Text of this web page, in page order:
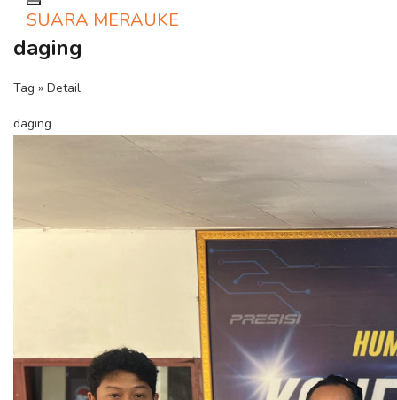
Toggle navigation
SUARA MERAUKE
daging
Tag » Detail
daging